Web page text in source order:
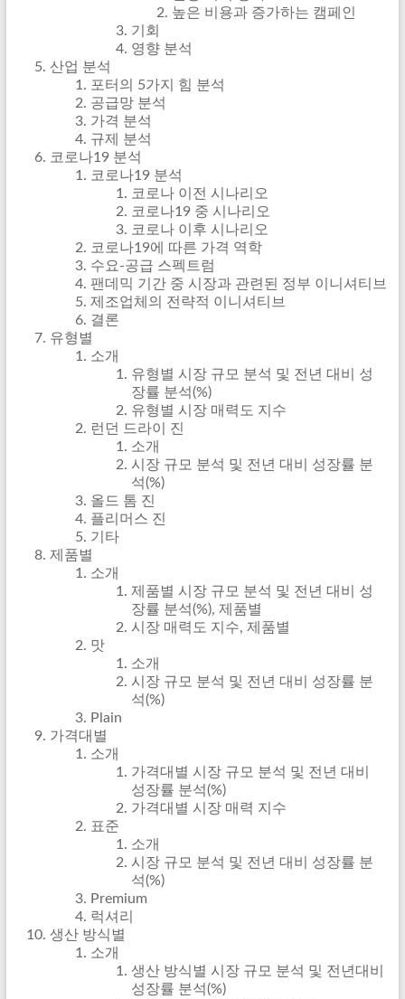
높은 비용과 증가하는 캠페인
기회
영향 분석
산업 분석
포터의 5가지 힘 분석
공급망 분석
가격 분석
규제 분석
코로나19 분석
코로나19 분석
코로나 이전 시나리오
코로나19 중 시나리오
코로나 이후 시나리오
코로나19에 따른 가격 역학
수요-공급 스펙트럼
팬데믹 기간 중 시장과 관련된 정부 이니셔티브
제조업체의 전략적 이니셔티브
결론
유형별
소개
유형별 시장 규모 분석 및 전년 대비 성
장률 분석(%)
유형별 시장 매력도 지수
런던 드라이 진
소개
시장 규모 분석 및 전년 대비 성장률 분
석(%)
올드 톰 진
플리머스 진
기타
제품별
소개
제품별 시장 규모 분석 및 전년 대비 성
장률 분석(%), 제품별
시장 매력도 지수, 제품별
맛
소개
시장 규모 분석 및 전년 대비 성장률 분
석(%)
Plain
가격대별
소개
가격대별 시장 규모 분석 및 전년 대비
성장률 분석(%)
가격대별 시장 매력 지수
표준
소개
시장 규모 분석 및 전년 대비 성장률 분
석(%)
Premium
럭셔리
생산 방식별
소개
생산 방식별 시장 규모 분석 및 전년대비
성장률 분석(%)